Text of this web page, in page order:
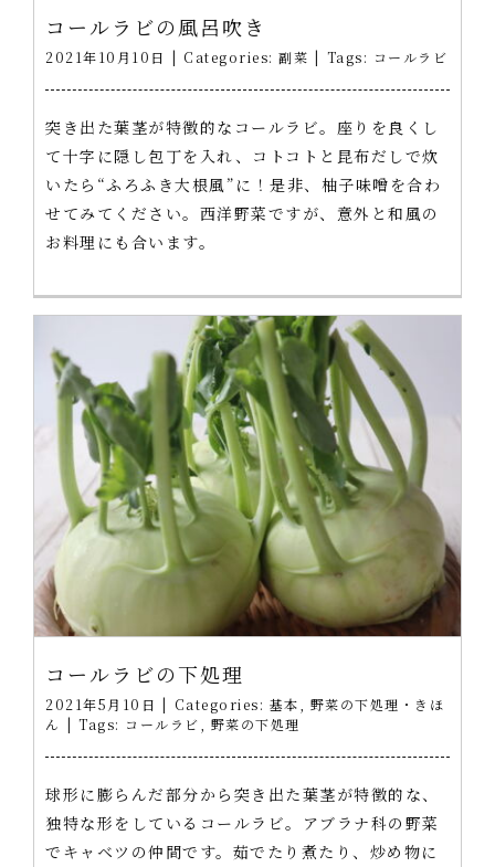
コールラビの風呂吹き
2021年10月10日 | Categories: 副菜 | Tags: コールラビ
突き出た葉茎が特徴的なコールラビ。座りを良くし
て十字に隠し包丁を入れ、コトコトと昆布だしで炊
いたら“ふろふき大根風”に！是非、柚子味噌を合わ
せてみてください。西洋野菜ですが、意外と和風の
お料理にも合います。
コールラビの下処理
2021年5月10日 | Categories: 基本
野菜の下処理・きほ
ん | Tags: コールラビ 野菜の下処理
球形に膨らんだ部分から突き出た葉茎が特徴的な、
独特な形をしているコールラビ。アブラナ科の野菜
でキャベツの仲間です。茹でたり煮たり、炒め物に